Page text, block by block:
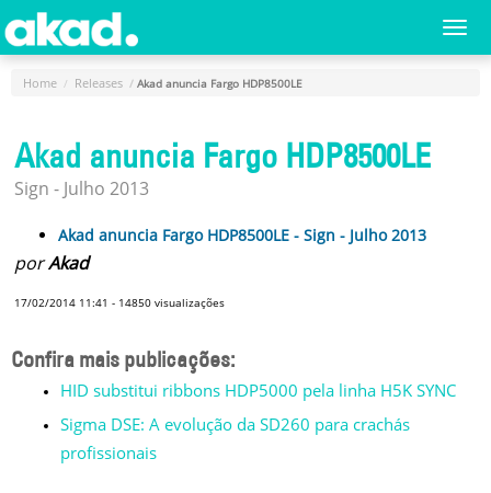
Menu
Principal
A
Empresa
Produtos
Novidades
Releases
Login
Cadastro
Conosco
Home Releases Akad anuncia Fargo HDP8500LE
Akad anuncia Fargo HDP8500LE
Sign - Julho 2013
Akad anuncia Fargo HDP8500LE - Sign - Julho 2013
porAkad
17/02/2014 11:41 - 14850 visualizações
Confira mais publicações:
HID substitui ribbons HDP5000 pela linha H5K SYNC
Sigma DSE: A evolução da SD260 para crachás
profissionais